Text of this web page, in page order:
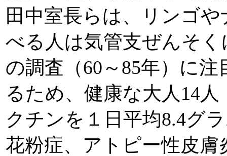
田中室長らは、リンゴ
べる人は気管支ぜんそ
の調査（60～85年）に
るため、健康な大人14
クチンを１日平均8.4グ
花粉症、アトピー性皮